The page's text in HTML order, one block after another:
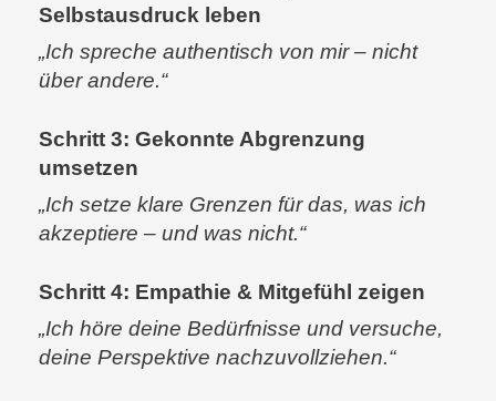
Selbstausdruck leben
„Ich spreche authentisch von mir – nicht
über andere.“
Schritt 3: Gekonnte Abgrenzung
umsetzen
„Ich setze klare Grenzen für das, was ich
akzeptiere – und was nicht.“
Schritt 4: Empathie & Mitgefühl zeigen
„Ich höre deine Bedürfnisse und versuche,
deine Perspektive nachzuvollziehen.“